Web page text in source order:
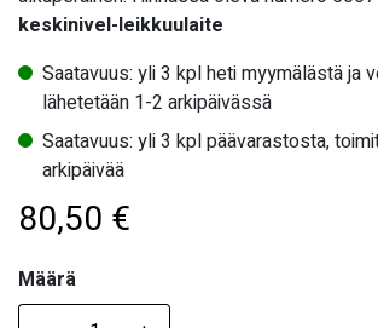
keskinivel-leikkuulaite
Saatavuus: yli 3 kpl heti myymälästä ja
lähetetään 1-2 arkipäivässä
Saatavuus: yli 3 kpl päävarastosta,
arkipäivää
80,50 €
Määrä
Määrä